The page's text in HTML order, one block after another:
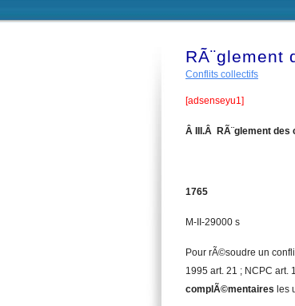
RÃ¨glement
Conflits collectifs
[adsenseyu1]
Â III.Â RÃ¨glement
1765
M-II-29000 s
Pour rÃ©soudre un
1995 art. 21 ; NCPC
complÃ©mentaires les